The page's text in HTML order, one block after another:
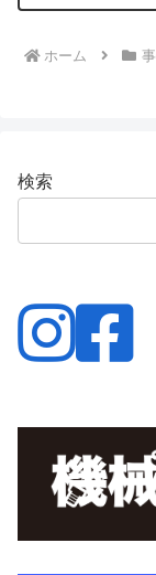
ホーム
検索